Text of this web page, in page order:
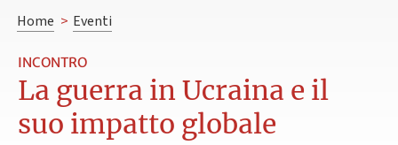
Home > Eventi
INCONTRO
La guerra in Ucraina e il
suo impatto globale